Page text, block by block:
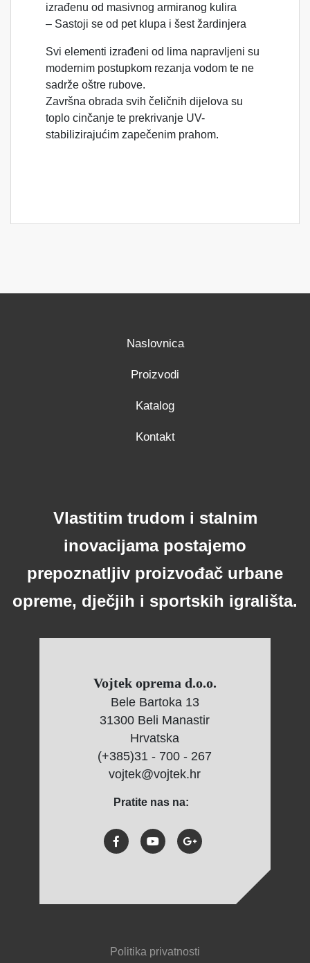
izrađenu od masivnog armiranog kulira
– Sastoji se od pet klupa i šest žardinjera
Svi elementi izrađeni od lima napravljeni su
modernim postupkom rezanja vodom te ne
sadrže oštre rubove.
Završna obrada svih čeličnih dijelova su
toplo cinčanje te prekrivanje UV-
stabilizirajućim zapečenim prahom.
Naslovnica
Proizvodi
Katalog
Kontakt
Vlastitim trudom i stalnim
inovacijama postajemo
prepoznatljiv proizvođač urbane
opreme, dječjih i sportskih igrališta.
Vojtek oprema d.o.o.
Bele Bartoka 13
31300 Beli Manastir
Hrvatska
(+385)31 - 700 - 267
vojtek@vojtek.hr
Pratite nas na:
Politika privatnosti